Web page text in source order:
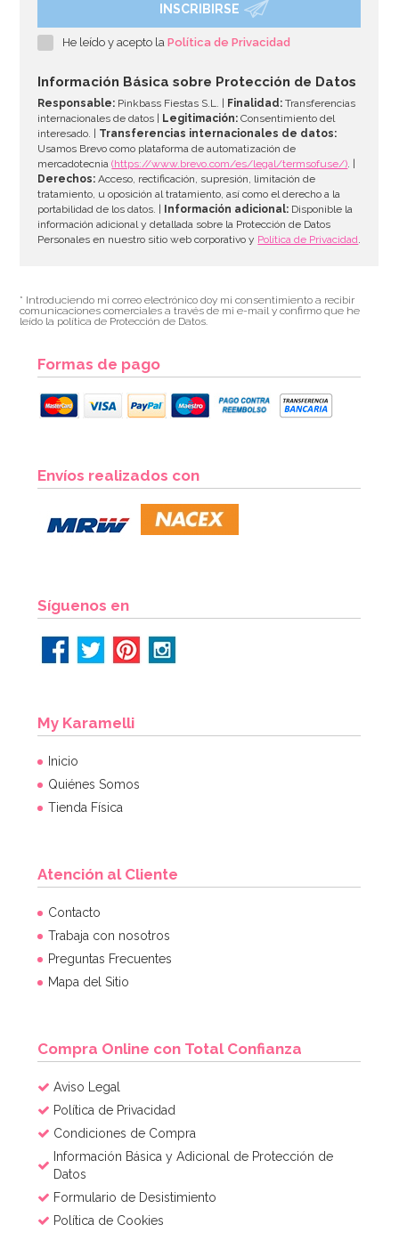
Papel para Envolver Polvorones 100 unidades
AÑADIR
2,95€
INSCRIBIRSE
He leído y acepto laPolítica de Privacidad
Información Básica sobre Protección de Datos
Responsable: Pinkbass Fiestas S.L. | Finalidad: Transferencias
internacionales de datos |
Legitimación: Consentimiento del
interesado. | Transferencias internacionales de datos:
Usamos Brevo como plataforma de automatización de
mercadotecnia(https://www.brevo.com/es/legal/termsofuse/). |
Derechos: Acceso, rectificación, supresión, limitación de
tratamiento, u oposición al tratamiento, así como el derecho a la
portabilidad de los datos. |
Información adicional: Disponible la
información adicional y detallada sobre la Protección de Datos
Personales en nuestro sitio web corporativo y Política de Privacidad.
* Introduciendo mi correo electrónico doy mi consentimiento a recibir
comunicaciones comerciales a través de mi e-mail y confirmo que he
leído la política de Protección de Datos.
Formas de pago
Envíos realizados con
Síguenos en
My Karamelli
Inicio
Quiénes Somos
Tienda Física
Atención al Cliente
Contacto
Trabaja con nosotros
Preguntas Frecuentes
Mapa del Sitio
Compra Online con Total Confianza
Aviso Legal
Política de Privacidad
Condiciones de Compra
Información Básica y Adicional de Protección de
Datos
Formulario de Desistimiento
Política de Cookies